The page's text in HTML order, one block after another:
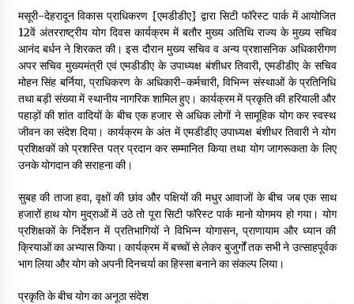
Thought Of The Day 12 May
May 12, 2022
Thought Of The Day 11 May
May 11, 2022
Thought Of The Day 10 May
May 10, 2022
Thought Of The Day 9 May
मसूरी-देहरादून विकास प्राधिकरण {एमडीडीए} द्वारा सिटी फॉरेस्ट पार्क में आयोजित
12वें अंतरराष्ट्रीय योग दिवस कार्यक्रम में बतौर मुख्य अतिथि राज्य के मुख्य सचिव
आनंद बर्धन ने शिरकत की। इस दौरान मुख्य सचिव व अन्य प्रशासनिक अधिकारीगण
अपर सचिव मुख्यमंत्री एवं एमडीडीए के उपाध्यक्ष बंशीधर तिवारी, एमडीडीए के सचिव
मोहन सिंह बर्निया, प्राधिकरण के अधिकारी-कर्मचारी, विभिन्न संस्थाओं के प्रतिनिधि
तथा बड़ी संख्या में स्थानीय नागरिक शामिल हुए। कार्यक्रम में प्रकृति की हरियाली और
पहाड़ों की शांत वादियों के बीच एक हजार से अधिक लोगों ने सामूहिक योग कर स्वस्थ
जीवन का संदेश दिया। कार्यक्रम के अंत में एमडीडीए उपाध्यक्ष बंशीधर तिवारी ने योग
प्रशिक्षकों को प्रशस्ति पत्र प्रदान कर सम्मानित किया तथा योग जागरूकता के लिए
उनके योगदान की सराहना की।
सुबह की ताजा हवा, वृक्षों की छांव और पक्षियों की मधुर आवाजों के बीच जब एक साथ
हजारों हाथ योग मुद्राओं में उठे तो पूरा सिटी फॉरेस्ट पार्क मानो योगमय हो गया। योग
प्रशिक्षकों के निर्देशन में प्रतिभागियों ने विभिन्न योगासन, प्राणायाम और ध्यान की
क्रियाओं का अभ्यास किया। कार्यक्रम में बच्चों से लेकर बुजुर्गों तक सभी ने उत्साहपूर्वक
भाग लिया और योग को अपनी दिनचर्या का हिस्सा बनाने का संकल्प लिया।
प्रकृति के बीच योग का अनूठा संदेश